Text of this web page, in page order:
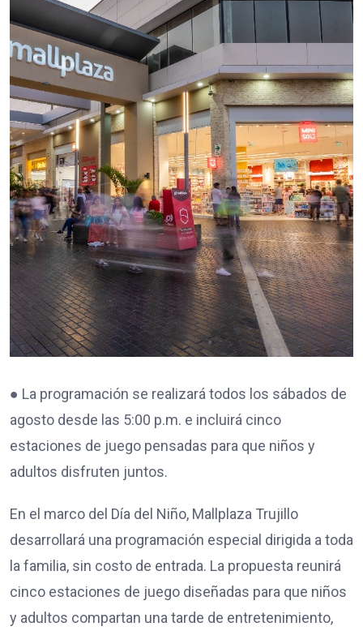
● La programación se realizará todos los sábados de
agosto desde las 5:00 p.m. e incluirá cinco
estaciones de juego pensadas para que niños y
adultos disfruten juntos.
En el marco del Día del Niño, Mallplaza Trujillo
desarrollará una programación especial dirigida a toda
la familia, sin costo de entrada. La propuesta reunirá
cinco estaciones de juego diseñadas para que niños
y adultos compartan una tarde de entretenimiento,